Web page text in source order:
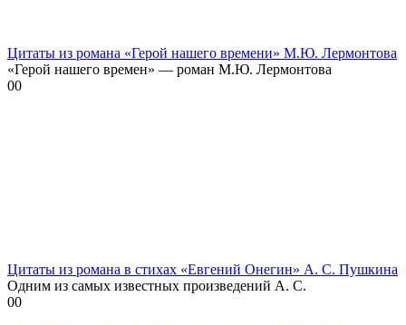
Цитаты из романа «Герой нашего времени» М.Ю. Лермонтова
«Герой нашего времен» — роман М.Ю. Лермонтова
00
Цитаты из романа в стихах «Евгений Онегин» А. С. Пушкина
Одним из самых известных произведений А. С.
00